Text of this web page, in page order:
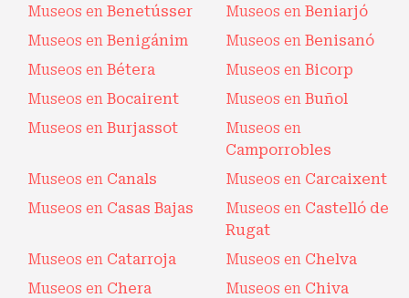
Museos en Benetússer Museos en Beniarjó
Museos en Benigánim Museos en Benisanó
Museos en Bétera Museos en Bicorp
Museos en Bocairent Museos en Buñol
Museos en Burjassot
Museos en
Camporrobles
Museos en Canals Museos en Carcaixent
Museos en Casas Bajas Museos en Castelló de
Rugat
Museos en Catarroja Museos en Chelva
Museos en Chera Museos en Chiva